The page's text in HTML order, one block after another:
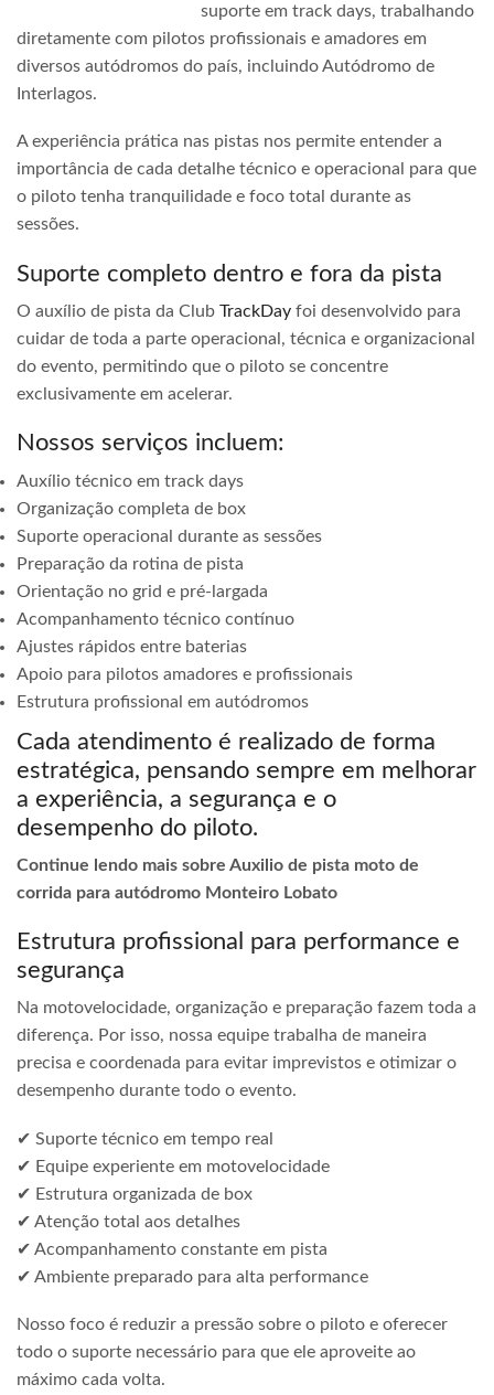
suporte em track days, trabalhando
diretamente com pilotos profissionais e amadores em
diversos autódromos do país, incluindo Autódromo de
Interlagos.
A experiência prática nas pistas nos permite entender a
importância de cada detalhe técnico e operacional para que
o piloto tenha tranquilidade e foco total durante as
sessões.
Suporte completo dentro e fora da pista
O auxílio de pista da Club TrackDay foi desenvolvido para
cuidar de toda a parte operacional, técnica e organizacional
do evento, permitindo que o piloto se concentre
exclusivamente em acelerar.
Nossos serviços incluem:
Auxílio técnico em track days
Organização completa de box
Suporte operacional durante as sessões
Preparação da rotina de pista
Orientação no grid e pré-largada
Acompanhamento técnico contínuo
Ajustes rápidos entre baterias
Apoio para pilotos amadores e profissionais
Estrutura profissional em autódromos
Cada atendimento é realizado de forma
estratégica, pensando sempre em melhorar
a experiência, a segurança e o
desempenho do piloto.
Continue lendo mais sobre Auxilio de pista moto de
corrida para autódromo Monteiro Lobato
Estrutura profissional para performance e
segurança
Na motovelocidade, organização e preparação fazem toda a
diferença. Por isso, nossa equipe trabalha de maneira
precisa e coordenada para evitar imprevistos e otimizar o
desempenho durante todo o evento.
✔ Suporte técnico em tempo real
✔ Equipe experiente em motovelocidade
✔ Estrutura organizada de box
✔ Atenção total aos detalhes
✔ Acompanhamento constante em pista
✔ Ambiente preparado para alta performance
Nosso foco é reduzir a pressão sobre o piloto e oferecer
todo o suporte necessário para que ele aproveite ao
máximo cada volta.